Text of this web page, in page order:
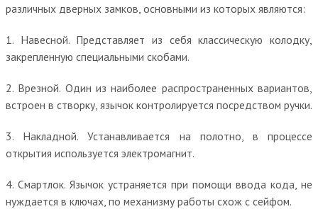
различных дверных замков, основными из которых являются:
1. Навесной. Представляет из себя классическую колодку,
закрепленную специальными скобами.
2. Врезной. Один из наиболее распространенных вариантов,
встроен в створку, язычок контролируется посредством ручки.
3. Накладной. Устанавливается на полотно, в процессе
открытия используется электромагнит.
4. Смартлок. Язычок устраняется при помощи ввода кода, не
нуждается в ключах, по механизму работы схож с сейфом.